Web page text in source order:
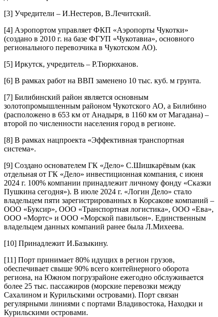
[3] Учредители – И.Нестеров, В.Лечитский.
[4] Аэропортом управляет ФКП «Аэропорты Чукотки»
(создано в 2010 г. на базе ФГУП «Чукотавиа», основного
регионального перевозчика в Чукотском АО).
[5] Иркутск, учредитель – Р.Тюрюханов.
[6] В рамках работ на ВВП заменено 10 тыс. куб. м грунта.
[7] Билибинский район является основным
золотопромышленным районом Чукотского АО, а Билибино
(расположено в 653 км от Анадыря, в 1160 км от Магадана) –
второй по численности населения город в регионе.
[8] В рамках нацпроекта «Эффективная транспортная
система».
[9] Создано основателем ГК «Дело» С.Шишкарёвым (как
отдельная от ГК «Дело» инвестиционная компания, с июня
2024 г. 100% компании принадлежит личному фонду «Сказки
Пушкина сегодня»). В июле 2024 г. «Логин Дело» стало
владельцем пяти зарегистрированных в Корсакове компаний –
ООО «Буксир», ООО «Транспортная логистика», ООО «Ева»,
ООО «Мортс» и ООО «Морской павильон». Единственным
владельцем данных компаний ранее была Л.Михеева.
[10] Принадлежит И.Базыкину.
[11] Порт принимает 80% идущих в регион грузов,
обеспечивает свыше 90% всего контейнерного оборота
региона, на Южном погрузрайоне ежегодно обслуживается
более 25 тыс. пассажиров (морские перевозки между
Сахалином и Курильскими островами). Порт связан
регулярными линиями с портами Владивостока, Находки и
Курильскими островами.